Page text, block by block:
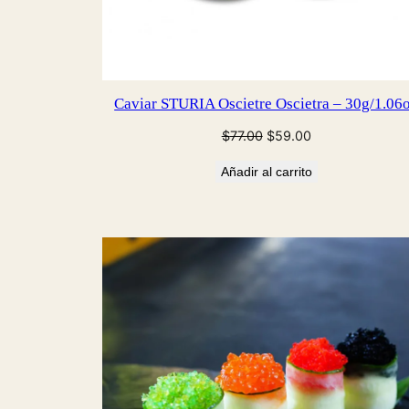
Caviar STURIA Oscietre Oscietra – 30g/
$77.00 El
original
$59.00El
actual
Añadir al carrito